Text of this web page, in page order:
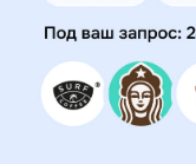
Все франшизы